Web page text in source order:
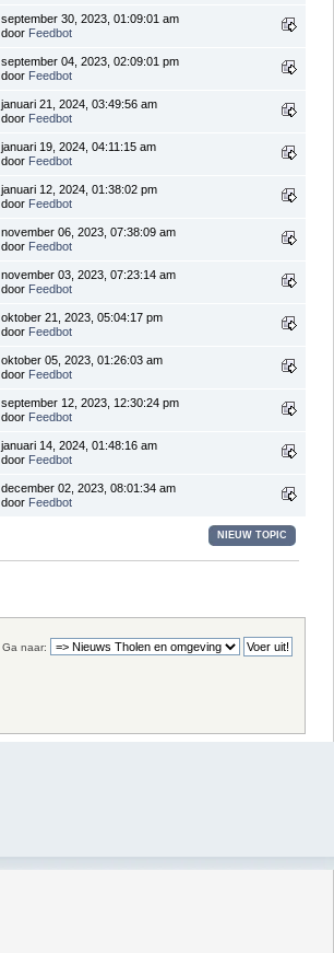
september 30, 2023, 01:09:01 am
door Feedbot
september 04, 2023, 02:09:01 pm
door Feedbot
januari 21, 2024, 03:49:56 am
door Feedbot
januari 19, 2024, 04:11:15 am
door Feedbot
januari 12, 2024, 01:38:02 pm
door Feedbot
november 06, 2023, 07:38:09 am
door Feedbot
november 03, 2023, 07:23:14 am
door Feedbot
oktober 21, 2023, 05:04:17 pm
door Feedbot
oktober 05, 2023, 01:26:03 am
door Feedbot
september 12, 2023, 12:30:24 pm
door Feedbot
januari 14, 2024, 01:48:16 am
door Feedbot
december 02, 2023, 08:01:34 am
door Feedbot
NIEUW TOPIC
Ga naar: